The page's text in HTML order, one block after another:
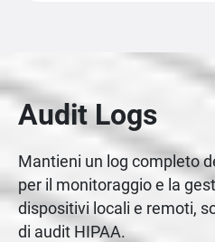
Audit Logs
Mantieni un log completo
per il monitoraggio e la
dispositivi locali e remoti,
di audit HIPAA.